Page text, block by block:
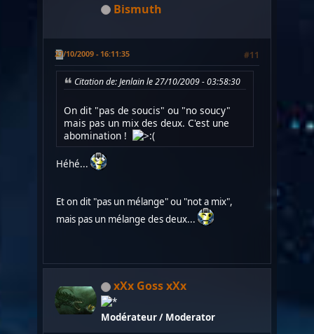
Bismuth
27/10/2009 - 16:11:35 #11
Citation de: Jenlain le 27/10/2009 - 03:58:30
On dit "pas de soucis" ou "no soucy"
mais pas un mix des deux. C'est une
abomination !
Héhé...
Et on dit "pas un mélange" ou "not a mix",
mais pas un mélange des deux...
xXx Goss xXx
Modérateur / Moderator